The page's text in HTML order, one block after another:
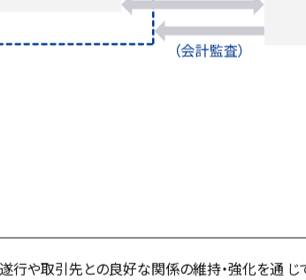
行や取引先との良好な関係の維持・強化を通 じ